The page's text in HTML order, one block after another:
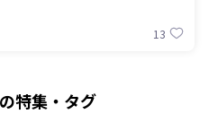
13
特集・タグ